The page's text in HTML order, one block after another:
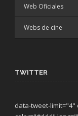
Web Oficiales
Webs de cine
TWITTER
data-tweet-